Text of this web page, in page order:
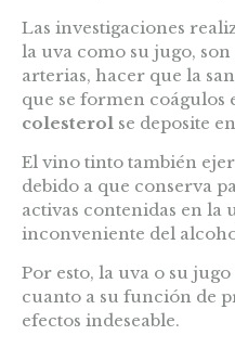
Las investigaciones
la uva como su jugo,
arterias, hacer que la
que se formen coágulos
colesterol se deposite
El vino tinto también
debido a que conserva
activas contenidas en la
inconveniente del
Por esto, la uva o su
cuanto a su función de
efectos indeseable.